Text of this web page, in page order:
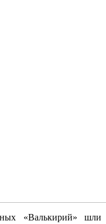
«Валькирий» шли